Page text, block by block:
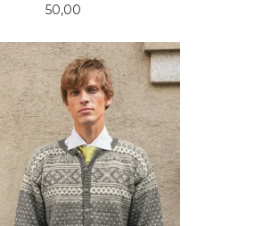
Pris
50,00